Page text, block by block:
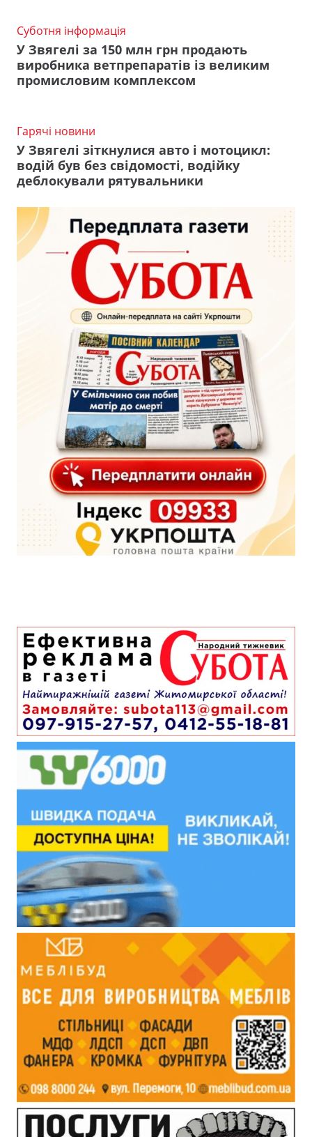
Суботня інформація
У Звягелі за 150 млн грн продають
виробника ветпрепаратів із великим
промисловим комплексом
Гарячі новини
У Звягелі зіткнулися авто і мотоцикл:
водій був без свідомості, водійку
деблокували рятувальники